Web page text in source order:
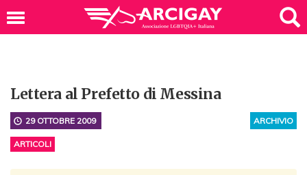
Lettera al Prefetto di Messina
ARCHIVIO
29 OTTOBRE 2009
ARTICOLI